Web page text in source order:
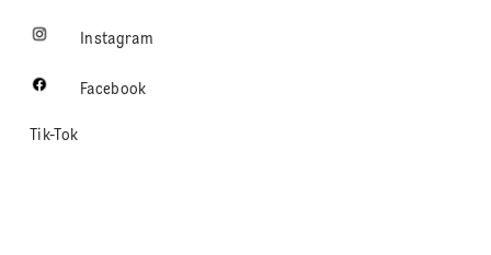
Instagram
Facebook
Tik-Tok